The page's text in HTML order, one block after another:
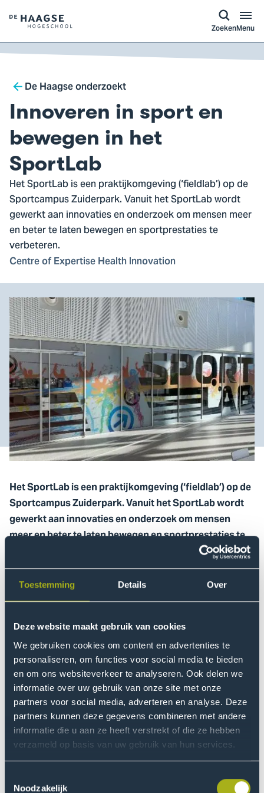
Toestemming Details Over
Deze website maakt gebruik van cookies
We gebruiken cookies om content en advertenties te
personaliseren, om functies voor social media te bieden
en om ons websiteverkeer te analyseren. Ook delen we
informatie over uw gebruik van onze site met onze
partners voor social media, adverteren en analyse. Deze
partners kunnen deze gegevens combineren met andere
informatie die u aan ze heeft verstrekt of die ze hebben
verzameld op basis van uw gebruik van hun services.
Noodzakelijk
Logo
van
De
Hogeschool,
ga
naar
de
homepagina
ZoekenMenu
Breadcrumb
De Haagse onderzoekt
Innoveren in sport en
bewegen in het
SportLab
Het SportLab is een praktijkomgeving (‘fieldlab’) op de
Sportcampus Zuiderpark. Vanuit het SportLab wordt
gewerkt aan innovaties en onderzoek om mensen meer
en beter te laten bewegen en sportprestaties te
verbeteren.
Centre of Expertise Health Innovation
Het SportLab is een praktijkomgeving (‘fieldlab’) op de
Sportcampus Zuiderpark. Vanuit het SportLab wordt
gewerkt aan innovaties en onderzoek om mensen
meer en beter te laten bewegen en sportprestaties te
Het SportLab is uitgerust met de nieuwste onderzoek-,
test- en ontwikkelfaciliteiten op het gebied van
SportLab over zeer uitgebreide sportanalyse-
apparatuur, een rolstoelergometer en een werkplaats.
Ook bevinden deMobilitheek, het Beweegloket en de
Gymzaal van de Toekomst zich in of vlakbij het
SportLab wat zorgt voor een nauwe samenwerking.
Benieuwd wat hier te zien is? Accepteer dan de
marketingcookies.
Cookie instellingen
Onderzoek, onderwijs en de
praktijk
In het SportLab werken studenten van verschillende